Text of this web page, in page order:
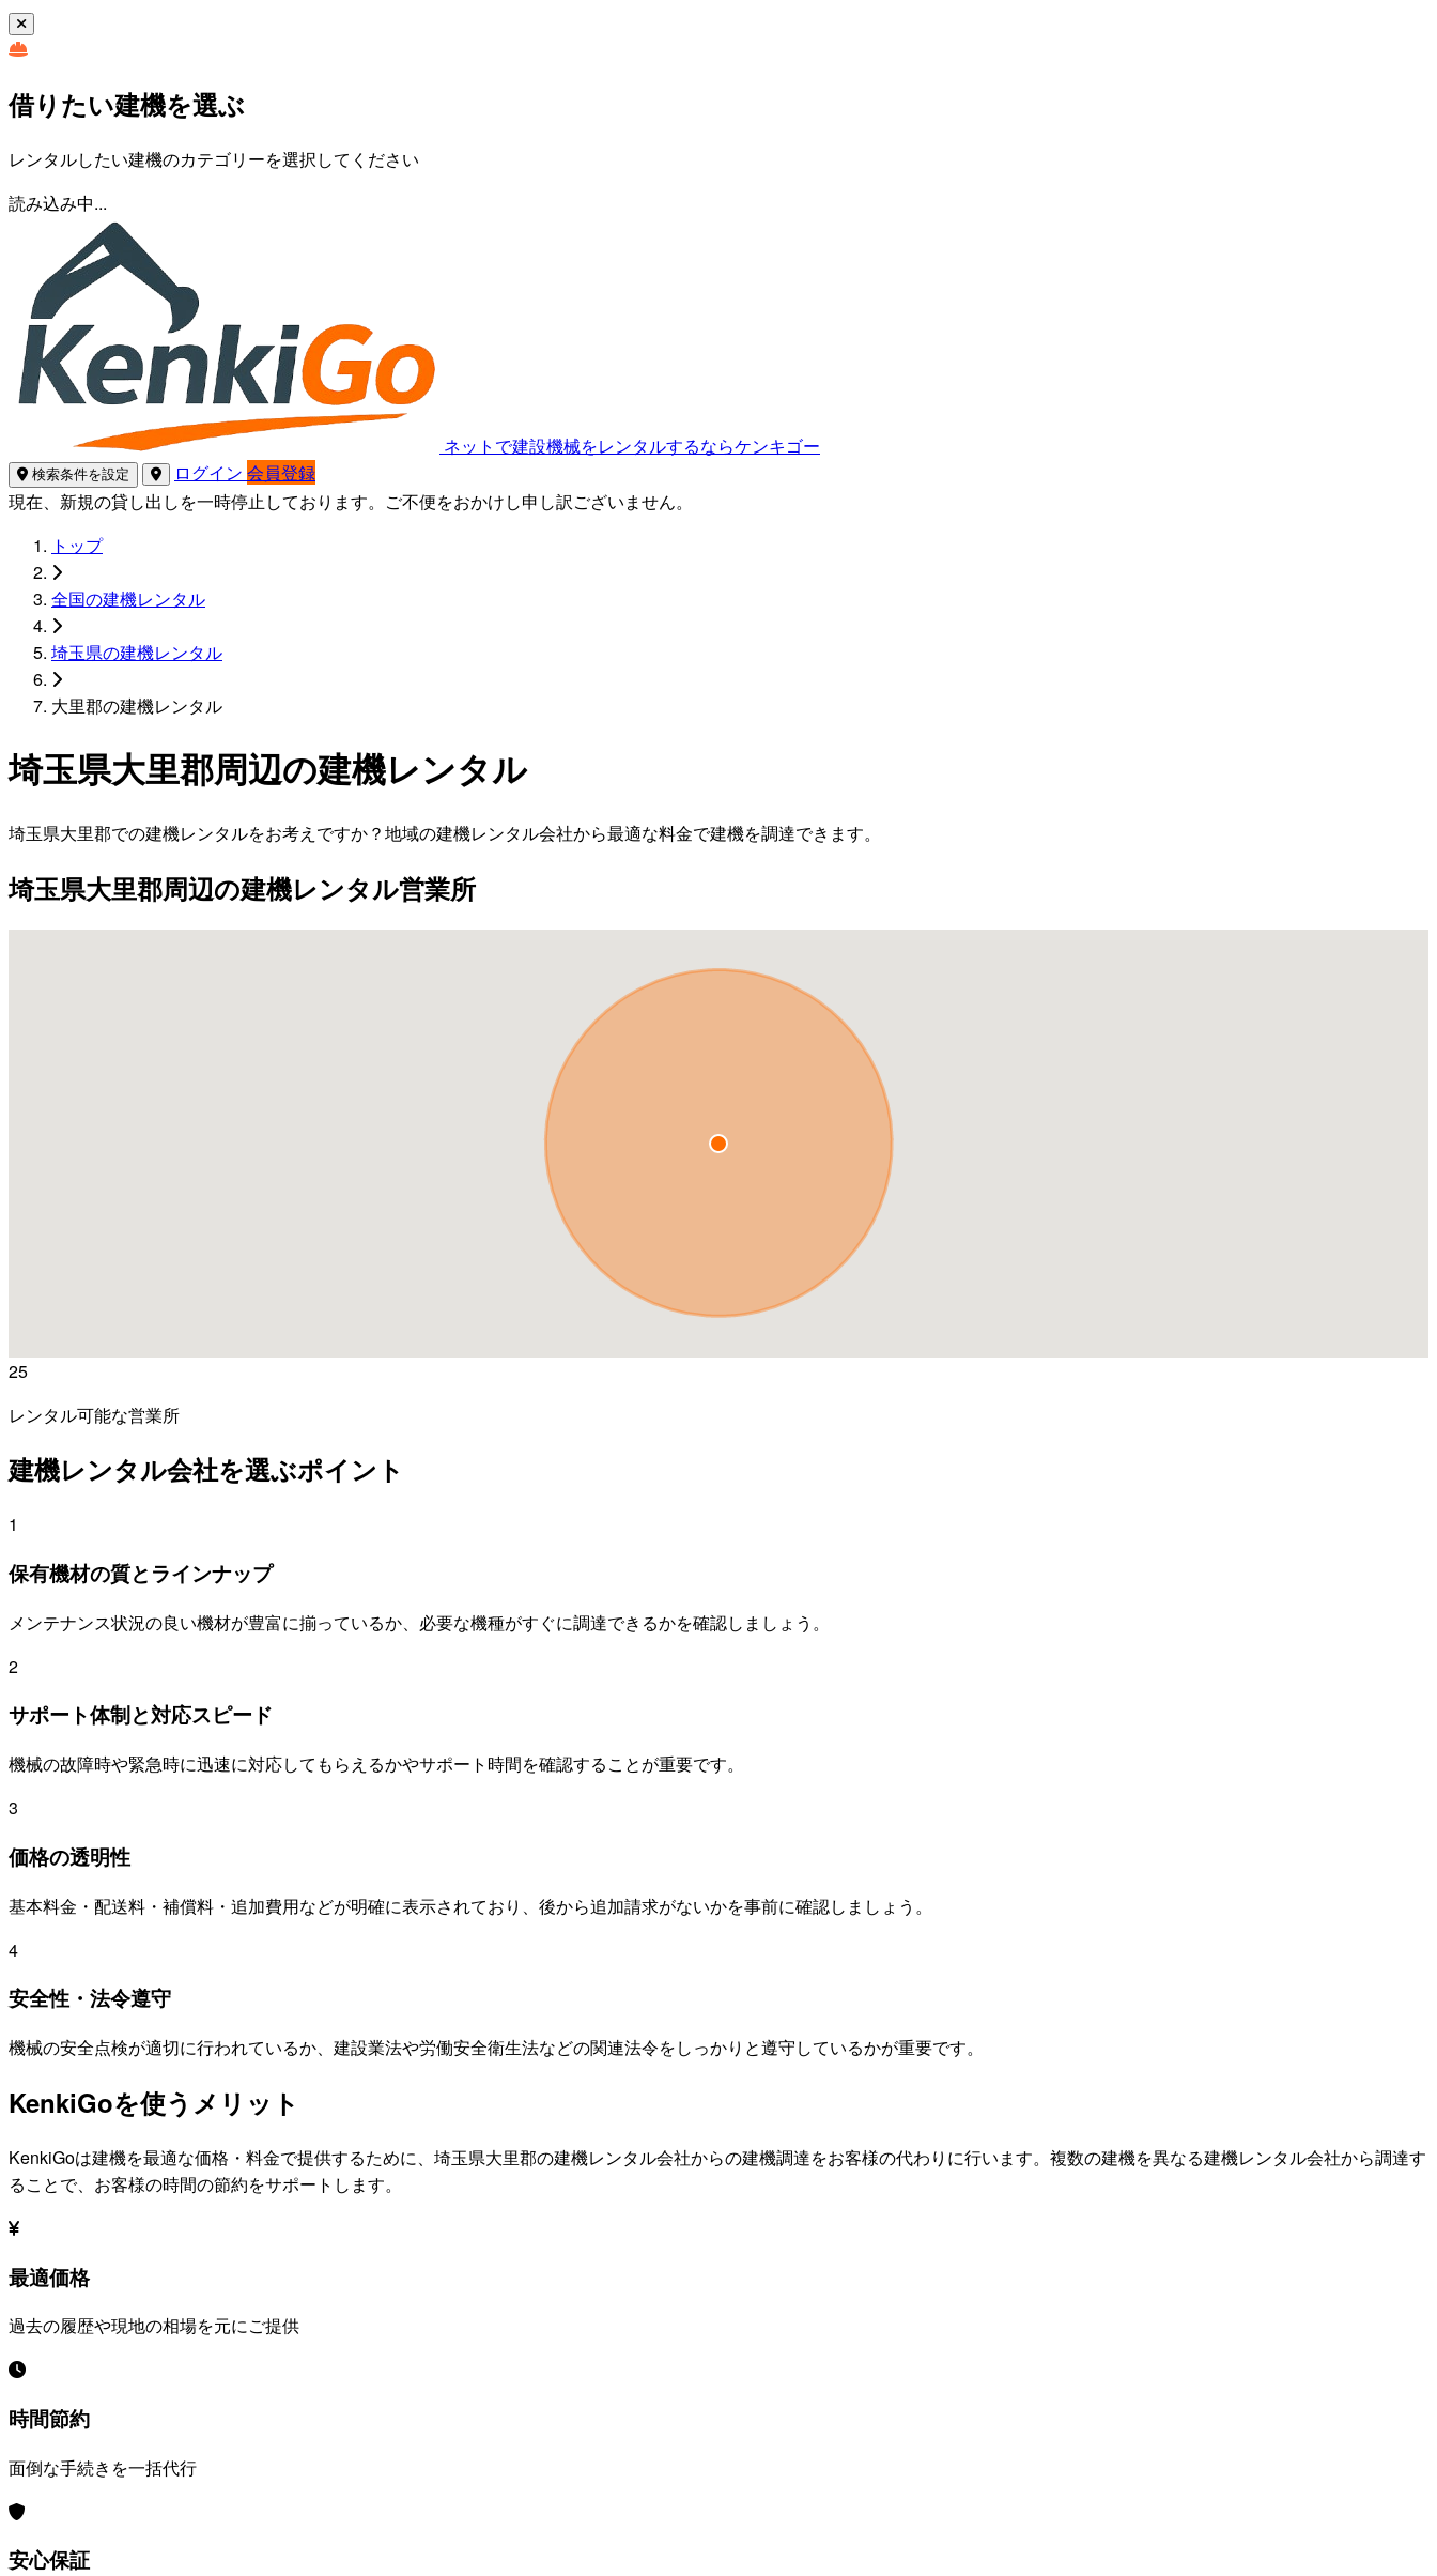
借りたい建機を選ぶ
レンタルしたい建機のカテゴリーを選択してください
読み込み中...
ネットで建設機械をレンタルするならケンキゴー
検索条件を設定 ログイン 会員登録
現在、新規の貸し出しを一時停止しております。ご不便をおかけし申し訳ございません。
トップ
全国の建機レンタル
埼玉県の建機レンタル
大里郡の建機レンタル
埼玉県大里郡周辺の建機レンタル
埼玉県大里郡での建機レンタルをお考えですか？地域の建機レンタル会社から最適な料金で建機を調達できます。
埼玉県大里郡周辺の建機レンタル営業所
25
レンタル可能な営業所
建機レンタル会社を選ぶポイント
1
保有機材の質とラインナップ
メンテナンス状況の良い機材が豊富に揃っているか、必要な機種がすぐに調達できるかを確認しましょう。
2
サポート体制と対応スピード
機械の故障時や緊急時に迅速に対応してもらえるかやサポート時間を確認することが重要です。
3
価格の透明性
基本料金・配送料・補償料・追加費用などが明確に表示されており、後から追加請求がないかを事前に確認しましょう。
4
安全性・法令遵守
機械の安全点検が適切に行われているか、建設業法や労働安全衛生法などの関連法令をしっかりと遵守しているかが重要です。
KenkiGoを使うメリット
KenkiGoは建機を最適な価格・料金で提供するために、 埼玉県大里郡の建機レンタル会社からの建機調達をお客様の代わりに行います。複数の建機を異なる建機レンタル会社から調達す
ることで、お客様の時間の節約をサポートします。
最適価格
過去の履歴や現地の相場を元にご提供
時間節約
面倒な手続きを一括代行
安心保証